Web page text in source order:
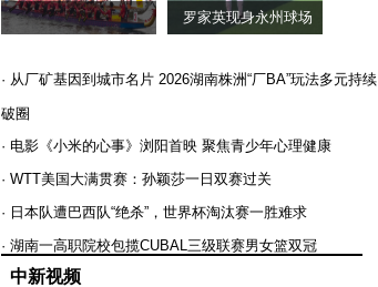
罗家英现身永州球场
· 从厂矿基因到城市名片 2026湖南株洲“厂BA”玩法多元持续
破圈
· 电影《小米的心事》浏阳首映 聚焦青少年心理健康
· WTT美国大满贯赛：孙颖莎一日双赛过关
· 日本队遭巴西队“绝杀”，世界杯淘汰赛一胜难求
· 湖南一高职院校包揽CUBAL三级联赛男女篮双冠
中新视频